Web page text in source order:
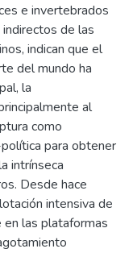
e invertebrados
de las
indican que el
del mundo ha
la
al
como
para obtener
intrínseca
Desde hace
intensiva de
las plataformas